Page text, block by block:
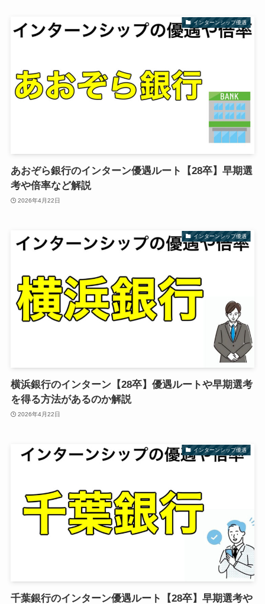
インターンシップ優遇
あおぞら銀行のインターン優遇ルート【28卒】早期選
考や倍率など解説
2026年4月22日
インターンシップ優遇
横浜銀行のインターン【28卒】優遇ルートや早期選考
を得る方法があるのか解説
2026年4月22日
インターンシップ優遇
千葉銀行のインターン優遇ルート【28卒】早期選考や